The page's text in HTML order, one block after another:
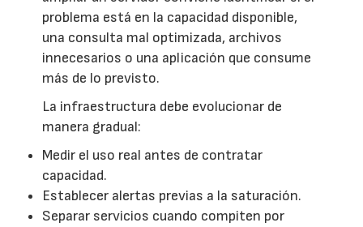
problema está en la capacidad disponible,
una consulta mal optimizada, archivos
innecesarios o una aplicación que consume
más de lo previsto.
La infraestructura debe evolucionar de
manera gradual:
Medir el uso real antes de contratar
capacidad.
Establecer alertas previas a la saturación.
Separar servicios cuando compiten por